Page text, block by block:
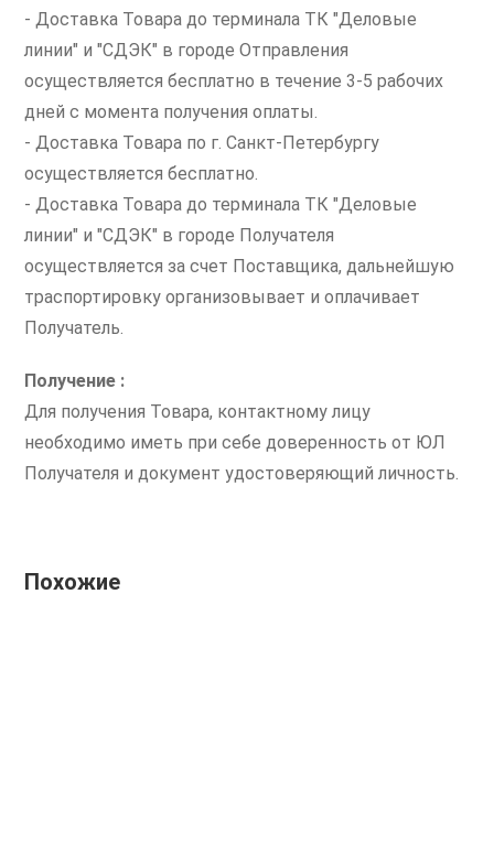
- Доставка Товара до терминала ТК "Деловые
линии" и "СДЭК" в городе Отправления
осуществляется бесплатно в течение 3-5 рабочих
дней с момента получения оплаты.
- Доставка Товара по г. Санкт-Петербургу
осуществляется бесплатно.
- Доставка Товара до терминала ТК "Деловые
линии" и "СДЭК" в городе Получателя
осуществляется за счет Поставщика, дальнейшую
траспортировку организовывает и оплачивает
Получатель.
Получение :
Для получения Товара, контактному лицу
необходимо иметь при себе доверенность от ЮЛ
Получателя и документ удостоверяющий личность.
Похожие